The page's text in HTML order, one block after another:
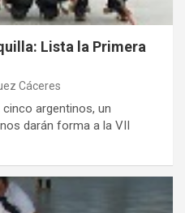
Lista la Primera
Cáceres
argentinos, un
darán forma a la VII